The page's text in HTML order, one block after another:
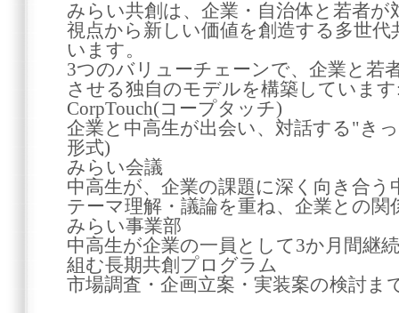
みらい共創は、企業・自治体と若者
視点から新しい価値を創造する多世
います。
3つのバリューチェーンで、企業と若
させる独自のモデルを構築していま
CorpTouch(コープタッチ)
企業と中高生が出会い、対話する"き
形式)
みらい会議
中高生が、企業の課題に深く向き合う
テーマ理解・議論を重ね、企業との関
みらい事業部
中高生が企業の一員として3か月間継
組む長期共創プログラム
市場調査・企画立案・実装案の検討ま